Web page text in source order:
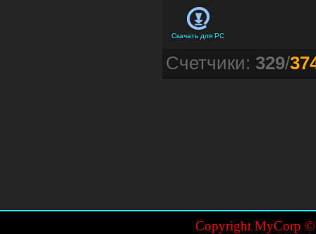
Скачать для PC
Счетчики: 329/
Copyright MyCorp